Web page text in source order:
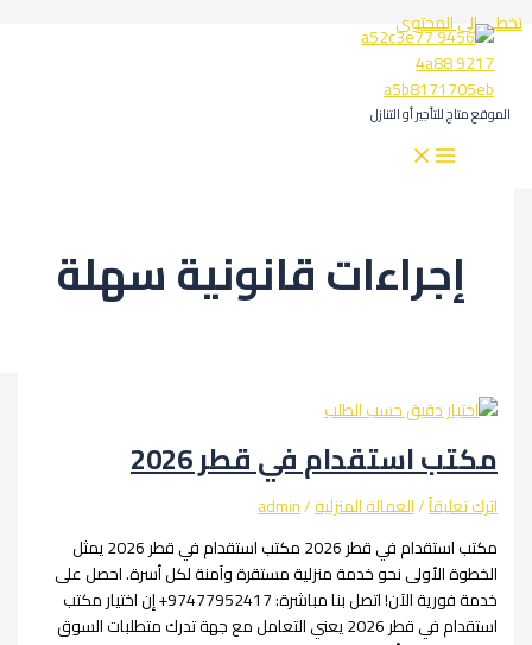
أو التنازل
قانونية سهلة
استقدام في قطر 2026
/العمالة المنزلية/
admin
مكتب استقدام في قطر 2026 مكتب استقدام في قطر 2026 يمثل
الأولى نحو خدمة منزلية مستقرة وآمنة لكل أسرة. احصل على
خدمة فورية الآن! اتصل بنا مباشرة: 97477952417+ إن اختيار مكتب
استقدام في قطر 2026 يعني التعامل مع جهة تدرك متطلبات السوق